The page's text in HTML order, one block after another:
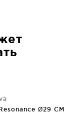
Ø29 CM